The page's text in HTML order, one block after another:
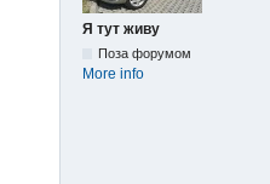
Я тут живу
Поза форумом
More info